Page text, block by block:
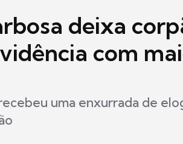
deixa
com
uma enxurrada de